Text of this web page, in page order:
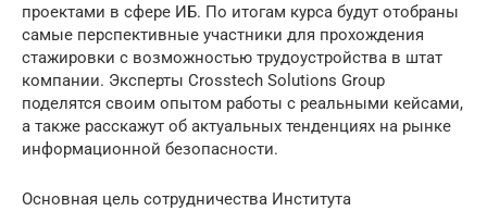
проектами в сфере ИБ. По итогам курса будут отобраны
самые перспективные участники для прохождения
стажировки с возможностью трудоустройства в штат
компании. Эксперты Crosstech Solutions Group
поделятся своим опытом работы с реальными кейсами,
а также расскажут об актуальных тенденциях на рынке
информационной безопасности.
Основная цель сотрудничества Института